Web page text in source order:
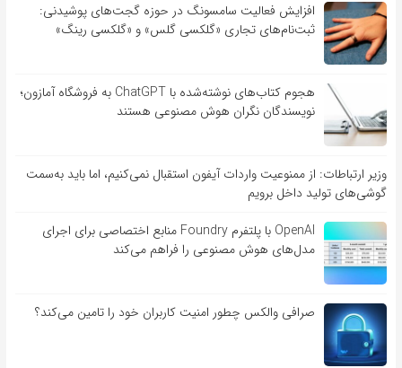
افزایش فعالیت سامسونگ در حوزه گجت‌های پوشیدنی:
ثبت‌نام‌های تجاری «گلکسی گلس» و «گلکسی رینگ»
هجوم کتاب‌های نوشته‌شده با ChatGPT به فروشگاه آمازون؛
نویسندگان نگران هوش مصنوعی هستند
وزیر ارتباطات: از ممنوعیت واردات آیفون استقبال نمی‌کنیم، اما باید به‌سمت
گوشی‌های تولید داخل برویم
OpenAI با پلتفرم Foundry منابع اختصاصی برای اجرای
مدل‌های هوش مصنوعی را فراهم می‌کند
صرافی والکس چطور امنیت کاربران خود را تامین می‌کند؟